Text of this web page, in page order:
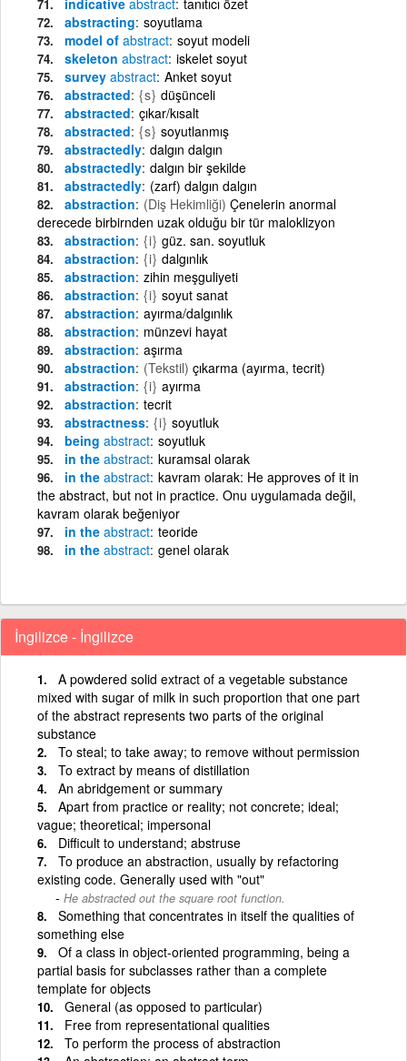
abstracting soyutlama
model of abstract soyut modeli
skeleton abstract iskelet soyut
survey abstract Anket soyut
abstracted {s} düşünceli
abstracted çıkar/kısalt
abstracted {s} soyutlanmış
abstractedly dalgın dalgın
abstractedly dalgın bir şekilde
abstractedly (zarf) dalgın dalgın
abstraction (Diş Hekimliği) Çenelerin anormal
derecede birbirnden uzak olduğu bir tür maloklizyon
abstraction {i} güz. san. soyutluk
abstraction {i} dalgınlık
abstraction zihin meşguliyeti
abstraction {i} soyut sanat
abstraction ayırma/dalgınlık
abstraction münzevi hayat
abstraction aşırma
abstraction (Tekstil) çıkarma (ayırma, tecrit)
abstraction {i} ayırma
abstraction tecrit
abstractness {i} soyutluk
being abstract soyutluk
in the abstract kuramsal olarak
in the abstract kavram olarak: He approves of it in
the abstract, but not in practice. Onu uygulamada değil,
kavram olarak beğeniyor
in the abstract teoride
in the abstract genel olarak
İngilizce - İngilizce
A powdered solid extract of a vegetable substance
mixed with sugar of milk in such proportion that one part
of the abstract represents two parts of the original
substance
To steal; to take away; to remove without permission
To extract by means of distillation
An abridgement or summary
Apart from practice or reality; not concrete; ideal;
vague; theoretical; impersonal
Difficult to understand; abstruse
To produce an abstraction, usually by refactoring
existing code. Generally used with "out"
He abstracted out the square root function.
Something that concentrates in itself the qualities of
something else
Of a class in object-oriented programming, being a
partial basis for subclasses rather than a complete
template for objects
General (as opposed to particular)
Free from representational qualities
To perform the process of abstraction